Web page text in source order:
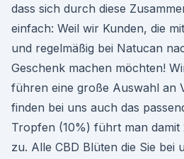
dass sich durch diese
einfach: Weil wir Kunden, die
und regelmäßig bei Natucan
Geschenk machen möchten!
führen eine große Auswahl an
finden bei uns auch das
Tropfen (10%) führt man damit
zu. Alle CBD Blüten die Sie bei